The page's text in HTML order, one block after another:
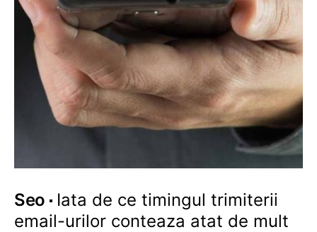
Seo
Iata de ce timingul trimiterii
email-urilor conteaza atat de mult